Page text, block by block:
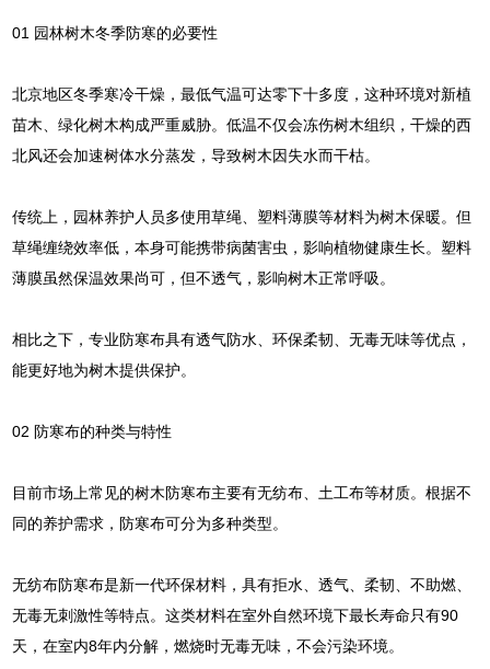
01 园林树木冬季防寒的必要性
北京地区冬季寒冷干燥，最低气温可达零下十多度，这种环境对新植
苗木、绿化树木构成严重威胁。低温不仅会冻伤树木组织，干燥的西
北风还会加速树体水分蒸发，导致树木因失水而干枯。
传统上，园林养护人员多使用草绳、塑料薄膜等材料为树木保暖。但
草绳缠绕效率低，本身可能携带病菌害虫，影响植物健康生长。塑料
薄膜虽然保温效果尚可，但不透气，影响树木正常呼吸。
相比之下，专业防寒布具有透气防水、环保柔韧、无毒无味等优点，
能更好地为树木提供保护。
02 防寒布的种类与特性
目前市场上常见的树木防寒布主要有无纺布、土工布等材质。根据不
同的养护需求，防寒布可分为多种类型。
无纺布防寒布是新一代环保材料，具有拒水、透气、柔韧、不助燃、
无毒无刺激性等特点。这类材料在室外自然环境下最长寿命只有90
天，在室内8年内分解，燃烧时无毒无味，不会污染环境。